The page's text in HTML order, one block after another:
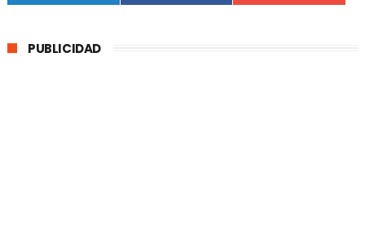
PUBLICIDAD